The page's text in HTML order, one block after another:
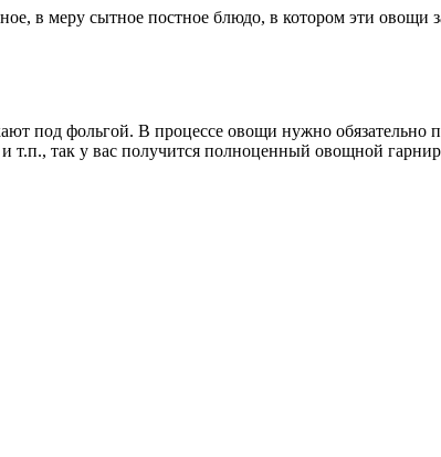
в меру сытное постное блюдо, в котором эти овощи
под фольгой. В процессе овощи нужно обязательно
т.п., так у вас получится полноценный овощной